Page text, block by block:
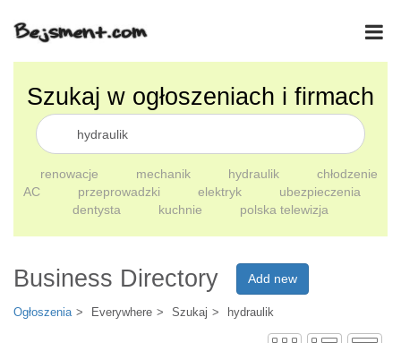
Szukaj w ogłoszeniach i firmach
renowacje mechanik hydraulik
chłodzenie
AC
przeprowadzki elektryk
ubezpieczenia
dentysta
kuchnie polska telewizja
Business Directory Add new
Ogłoszenia Everywhere Szukaj hydraulik